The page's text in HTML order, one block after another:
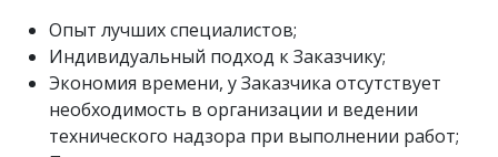
Опыт лучших специалистов;
Индивидуальный подход к Заказчику;
Экономия времени, у Заказчика отсутствует
необходимость в организации и ведении
технического надзора при выполнении работ;